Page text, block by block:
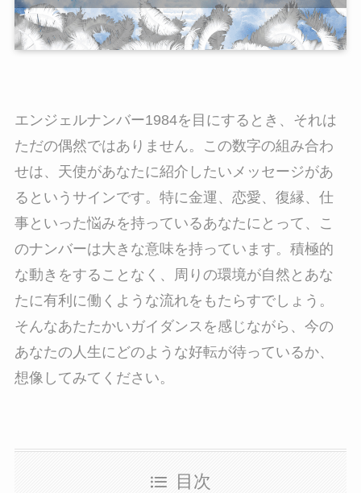
エンジェルナンバー1984を目にするとき、それは
ただの偶然ではありません。この数字の組み合わ
せは、天使があなたに紹介したいメッセージがあ
るというサインです。特に金運、恋愛、復縁、仕
事といった悩みを持っているあなたにとって、こ
のナンバーは大きな意味を持っています。積極的
な動きをすることなく、周りの環境が自然とあな
たに有利に働くような流れをもたらすでしょう。
そんなあたたかいガイダンスを感じながら、今の
あなたの人生にどのような好転が待っているか、
想像してみてください。
目次